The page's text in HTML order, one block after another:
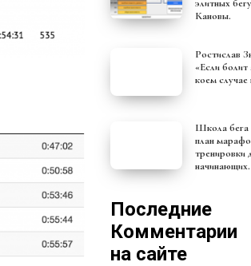
элитных
Кановы.
Ростислав Знаменский:
«Если болит
коем случае
Школа бега СкиРан:
план
тренировки
начинающих.
Последние
Комментарии
на сайте